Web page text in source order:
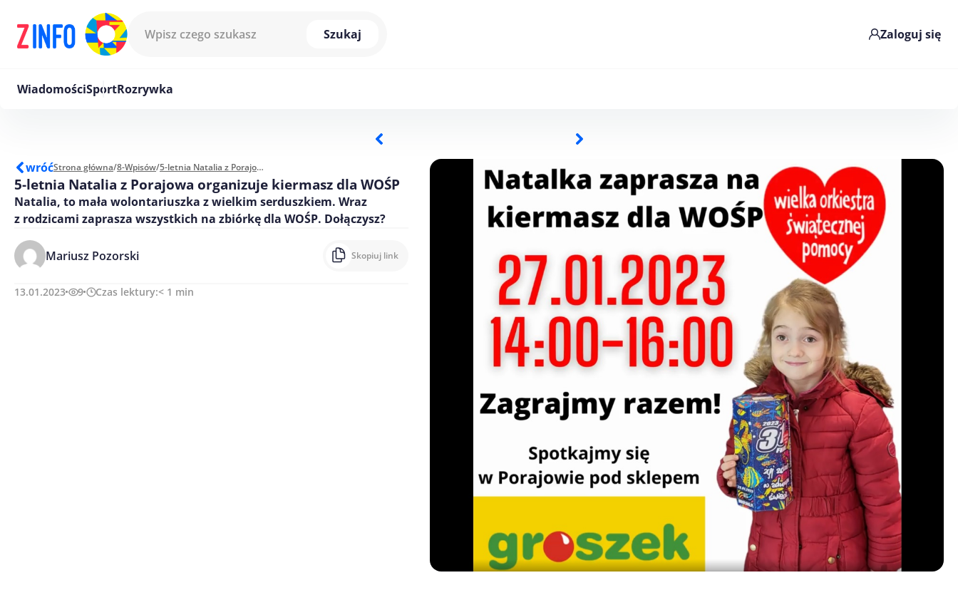
Szukaj
Zaloguj się
WiadomościSportRozrywka
wróćStrona główna/8-Wpisów/ 5-letnia Natalia z Porajowa organizuje kiermasz dla WOŚP
5-letnia Natalia z Porajowa organizuje kiermasz dla WOŚP
Natalia, to mała wolontariuszka z wielkim serduszkiem. Wraz
z rodzicami zaprasza wszystkich na zbiórkę dla WOŚP. Dołączysz?
Mariusz Pozorski Skopiuj link
13.01.2023 9 Czas lektury:< 1 min